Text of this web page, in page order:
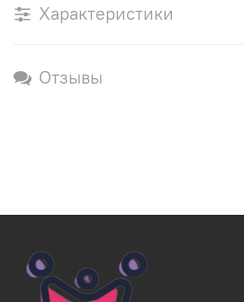
Характеристики
Отзывы